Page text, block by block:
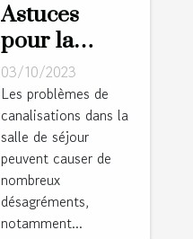
Astuces
pour la
prévention
des
problèmes
de
canalisations
dans la salle
de séjour
03/10/2023
Les problèmes de
canalisations dans la
salle de séjour
peuvent causer de
nombreux
désagréments,
notamment...